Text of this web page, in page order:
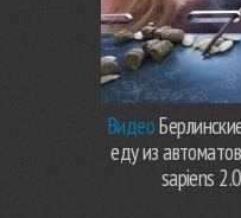
Видео
еду из
sapiens